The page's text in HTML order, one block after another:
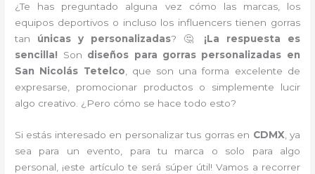
¿Te has preguntado alguna vez cómo las marcas, los
equipos deportivos o incluso los influencers tienen gorras
tan únicas y personalizadas? 🤔 ¡La respuesta es
sencilla! Son diseños para gorras personalizadas en
San Nicolás Tetelco, que son una forma excelente de
expresarse, promocionar productos o simplemente lucir
algo creativo. ¿Pero cómo se hace todo esto?
Si estás interesado en personalizar tus gorras en CDMX , ya
sea para un evento, para tu marca o solo para algo
personal, ¡este artículo te será súper útil! Vamos a recorrer